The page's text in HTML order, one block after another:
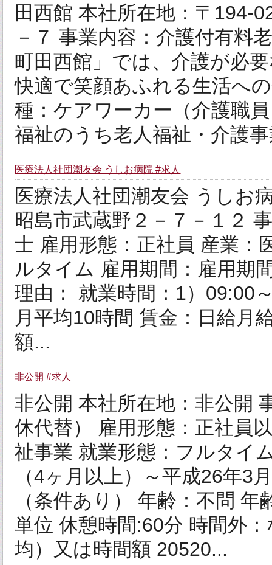
田西館 本社所在地：〒194-
－７ 事業内容：介護付有料
町田西館」では、介護が必
快適で笑顔あふれる生活へ
種：ケアワーカー（介護職
福祉のうち老人福祉・介護
医療法人社団潮友会 うしお病院 #求人
医療法人社団潮友会 うしお
昭島市武蔵野２－７－１２
士 雇用形態：正社員 産業：
ルタイム 雇用期間：雇用期
理由： 就業時間：1）09:00
月平均10時間 賃金：日給月
額...
非公開 #求人
非公開 本社所在地：非公開
休代替） 雇用形態：正社員
祉事業 就業形態：フルタイ
（4ヶ月以上）～平成26年3
（条件あり） 年齢：不問
単位 休憩時間:60分 時間外
均）又は時間額 20520...